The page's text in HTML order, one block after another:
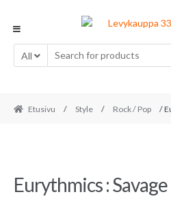
navigation
content
All
Etusivu / Style / Rock / Pop /
Eurythmics : Savage